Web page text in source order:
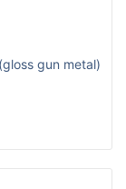
gun metal)